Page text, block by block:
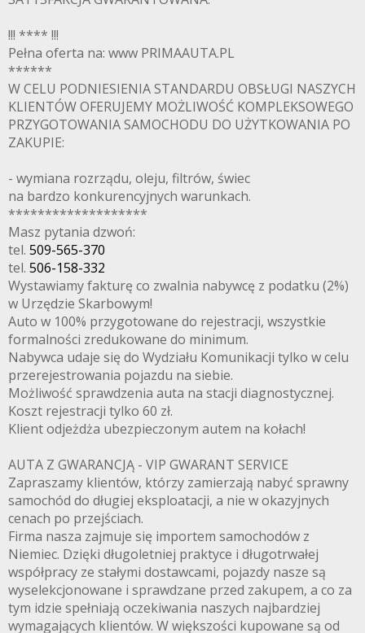
!!! **** !!!
Pełna oferta na: www PRIMAAUTA.PL
******
W CELU PODNIESIENIA STANDARDU OBSŁUGI NASZYCH
KLIENTÓW OFERUJEMY MOŻLIWOŚĆ KOMPLEKSOWEGO
PRZYGOTOWANIA SAMOCHODU DO UŻYTKOWANIA PO
ZAKUPIE:
- wymiana rozrządu, oleju, filtrów, świec
na bardzo konkurencyjnych warunkach.
*******************
Masz pytania dzwoń:
tel. 509-565-370
tel. 506-158-332
Wystawiamy fakturę co zwalnia nabywcę z podatku (2%)
w Urzędzie Skarbowym!
Auto w 100% przygotowane do rejestracji, wszystkie
formalności zredukowane do minimum.
Nabywca udaje się do Wydziału Komunikacji tylko w celu
przerejestrowania pojazdu na siebie.
Możliwość sprawdzenia auta na stacji diagnostycznej.
Koszt rejestracji tylko 60 zł.
Klient odjeżdża ubezpieczonym autem na kołach!
AUTA Z GWARANCJĄ - VIP GWARANT SERVICE
Zapraszamy klientów, którzy zamierzają nabyć sprawny
samochód do długiej eksploatacji, a nie w okazyjnych
cenach po przejściach.
Firma nasza zajmuje się importem samochodów z
Niemiec. Dzięki długoletniej praktyce i długotrwałej
współpracy ze stałymi dostawcami, pojazdy nasze są
wyselekcjonowane i sprawdzane przed zakupem, a co za
tym idzie spełniają oczekiwania naszych najbardziej
wymagających klientów. W większości kupowane są od